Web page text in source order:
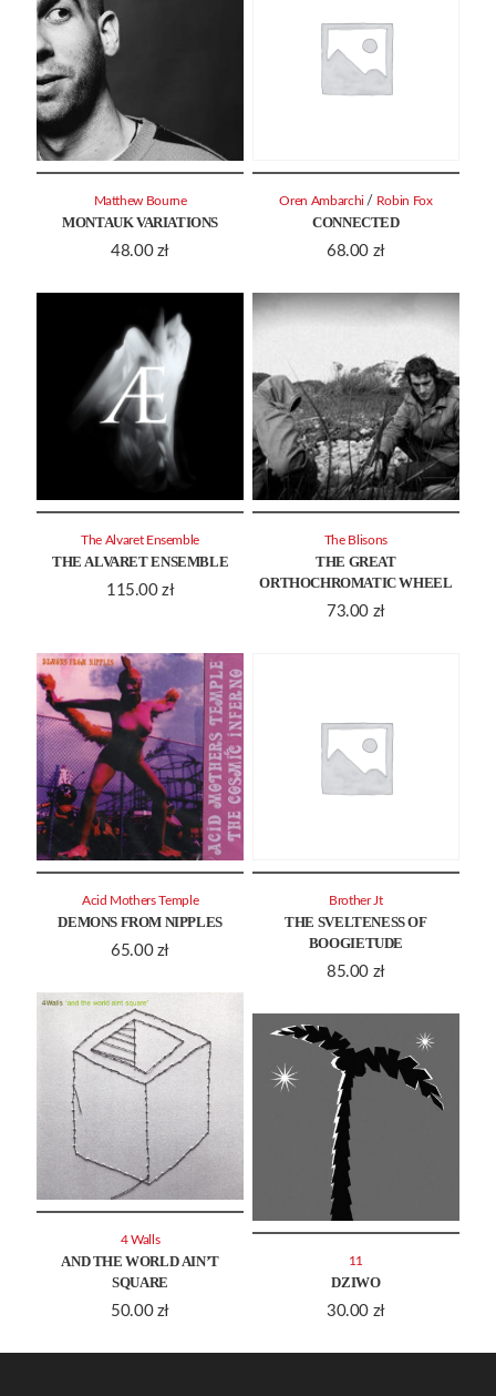
MONTAUK VARIATIONS
48.00 zł
Matthew Bourne
CONNECTED
68.00 zł
Oren Ambarchi / Robin Fox
THE ALVARET ENSEMBLE
115.00 zł
The Alvaret Ensemble
THE GREAT
ORTHOCHROMATIC WHEEL
73.00 zł
The Blisons
DEMONS FROM NIPPLES
65.00 zł
Acid Mothers Temple
THE SVELTENESS OF
BOOGIETUDE
85.00 zł
Brother Jt
AND THE WORLD AIN’T
SQUARE
50.00 zł
4 Walls
DZIWO
30.00 zł
11